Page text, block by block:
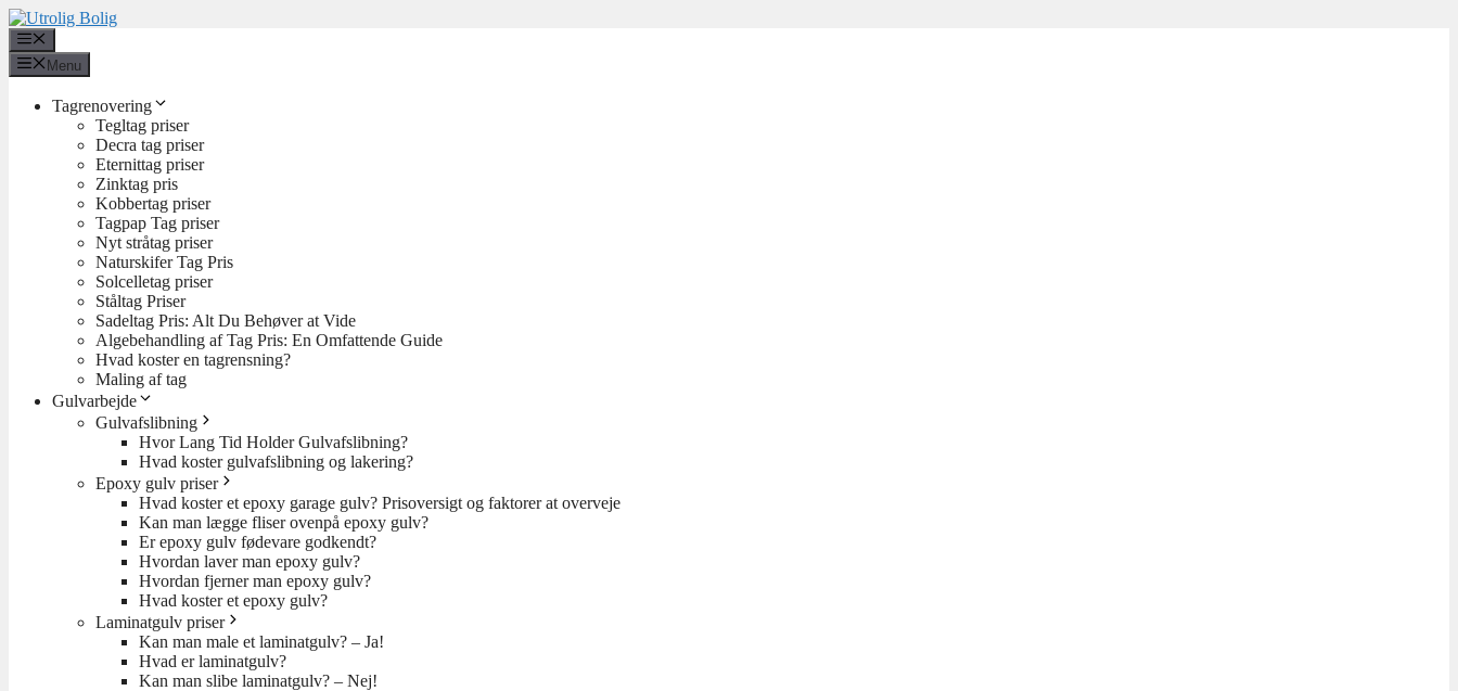
Hop
til
indhold
Menu
Tagrenovering
Tegltag priser
Decra tag priser
Eternittag priser
Zinktag pris
Kobbertag priser
Tagpap Tag priser
Nyt stråtag priser
Naturskifer Tag Pris
Solcelletag priser
Ståltag Priser
Sadeltag Pris: Alt Du Behøver at Vide
Algebehandling af Tag Pris: En Omfattende Guide
Hvad koster en tagrensning?
Maling af tag
Gulvarbejde
Gulvafslibning
Hvor Lang Tid Holder Gulvafslibning?
Hvad koster gulvafslibning og lakering?
Epoxy gulv priser
Hvad koster et epoxy garage gulv? Prisoversigt og faktorer at overveje
Kan man lægge fliser ovenpå epoxy gulv?
Er epoxy gulv fødevare godkendt?
Hvordan laver man epoxy gulv?
Hvordan fjerner man epoxy gulv?
Hvad koster et epoxy gulv?
Laminatgulv priser
Kan man male et laminatgulv? – Ja!
Hvad er laminatgulv?
Kan man slibe laminatgulv? – Nej!